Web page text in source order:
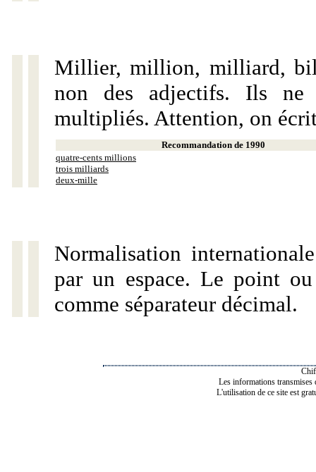
Millier, million, milliard,
non des adjectifs. Ils ne
multipliés. Attention, on
Recommandation de 1990
quatre-cents millions
trois milliards
deux-mille
Normalisation
par un espace. Le point
comme séparateur décimal.
Les informations transmises
L'utilisation de ce site est